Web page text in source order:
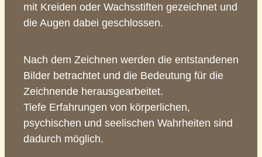
mit Kreiden oder Wachsstiften gezeichnet und
die Augen dabei geschlossen.
Nach dem Zeichnen werden die entstandenen
Bilder betrachtet und die Bedeutung für die
Zeichnende herausgearbeitet.
Tiefe Erfahrungen von körperlichen,
psychischen und seelischen Wahrheiten sind
dadurch möglich.